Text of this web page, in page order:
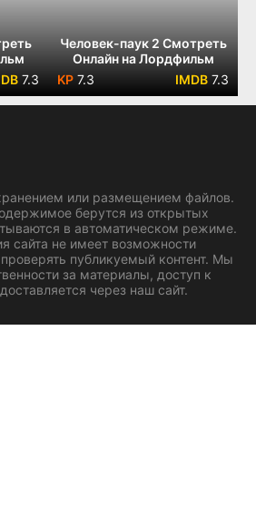
7.3
Человек-паук 2 Смотреть
Онлайн на Лордфильм
7.3
7.3
или размещением файлов.
берутся из открытых
в автоматическом режиме.
сайта не имеет возможности
публикуемый контент. Мы
за материалы, доступ к
через наш сайт.